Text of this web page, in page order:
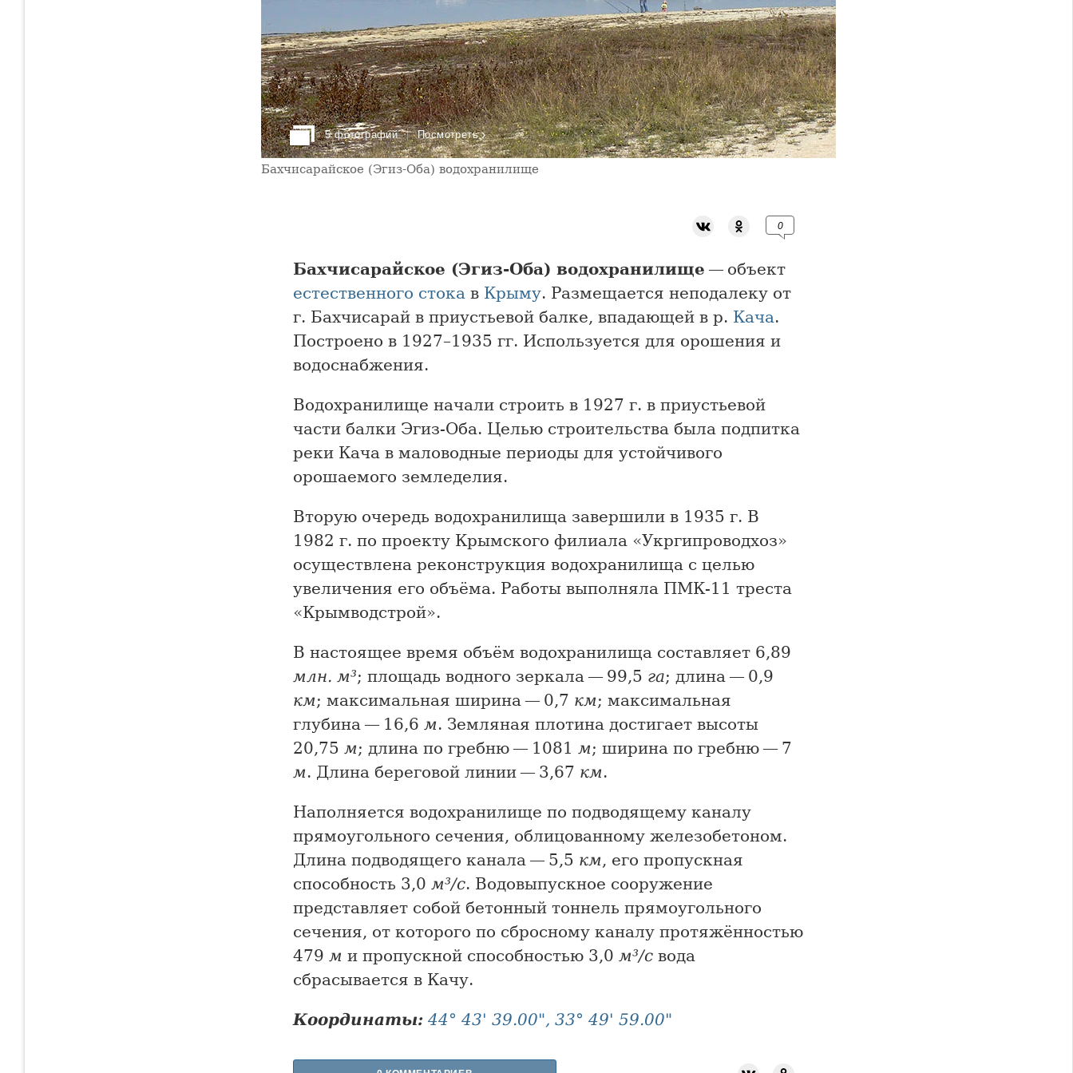
5 фотографий Посмотреть ›
Бахчисарайское (Эгиз-Оба) водохранилище
0
Бахчисарайское (Эгиз-Оба) водохранилище — объект
естественного стока в Крыму. Размещается неподалеку от
г. Бахчисарай в приустьевой балке, впадающей в р. Кача.
Построено в 1927–1935 гг. Используется для орошения и
водоснабжения.
Водохранилище начали строить в 1927 г. в приустьевой
части балки Эгиз-Оба. Целью строительства была подпитка
реки Кача в маловодные периоды для устойчивого
орошаемого земледелия.
Вторую очередь водохранилища завершили в 1935 г. В
1982 г. по проекту Крымского филиала «Укргипроводхоз»
осуществлена реконструкция водохранилища с целью
увеличения его объёма. Работы выполняла ПМК-11 треста
«Крымводстрой».
В настоящее время объём водохранилища составляет 6,89
млн. м³; площадь водного зеркала — 99,5 га; длина — 0,9
км; максимальная ширина — 0,7 км; максимальная
глубина — 16,6 м. Земляная плотина достигает высоты
20,75 м; длина по гребню — 1081 м; ширина по гребню — 7
м. Длина береговой линии — 3,67 км.
Наполняется водохранилище по подводящему каналу
прямоугольного сечения, облицованному железобетоном.
Длина подводящего канала — 5,5 км, его пропускная
способность 3,0 м³/с. Водовыпускное сооружение
представляет собой бетонный тоннель прямоугольного
сечения, от которого по сбросному каналу протяжённостью
479 м и пропускной способностью 3,0 м³/с вода
сбрасывается в Качу.
Координаты: 44° 43' 39.00", 33° 49' 59.00"